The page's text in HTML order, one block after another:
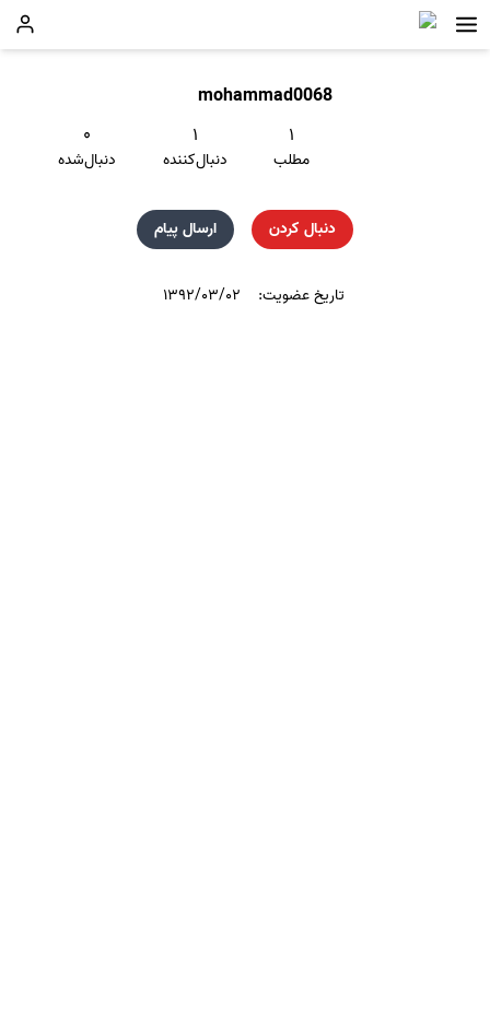
mohammad0068
۱
مطلب
۱
دنبال‌کننده
۰
دنبال‌شده
دنبال کردن ارسال پیام
تاریخ عضویت: ۱۳۹۲/۰۳/۰۲